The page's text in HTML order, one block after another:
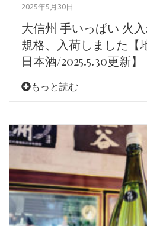
2025年5月30日
大信州 手いっぱい 火
規格、入荷しました【
日本酒/2025.5.30更新】
もっと読む